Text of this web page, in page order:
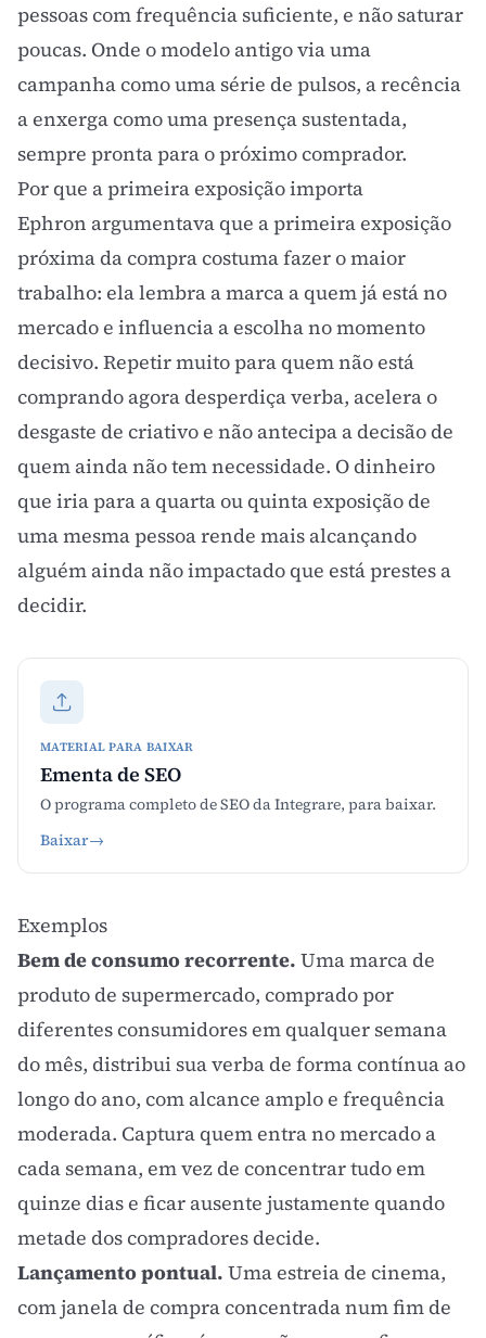
pessoas com frequência suficiente, e não saturar
poucas. Onde o modelo antigo via uma
campanha como uma série de pulsos, a recência
a enxerga como uma presença sustentada,
sempre pronta para o próximo comprador.
Por que a primeira exposição importa
Ephron argumentava que a primeira exposição
próxima da compra costuma fazer o maior
trabalho: ela lembra a marca a quem já está no
mercado e influencia a escolha no momento
decisivo. Repetir muito para quem não está
comprando agora desperdiça verba, acelera o
desgaste de criativoe não antecipa a decisão de
quem ainda não tem necessidade. O dinheiro
que iria para a quarta ou quinta exposição de
uma mesma pessoa rende mais alcançando
alguém ainda não impactado que está prestes a
decidir.
MATERIAL PARA BAIXAR
Ementa de SEO
O programa completo de SEO da Integrare, para baixar.
Baixar→
Exemplos
Bem de consumo recorrente. Uma marca de
produto de supermercado, comprado por
diferentes consumidores em qualquer semana
do mês, distribui sua verba de forma contínua ao
longo do ano, com alcance amplo e frequência
moderada. Captura quem entra no mercado a
cada semana, em vez de concentrar tudo em
quinze dias e ficar ausente justamente quando
metade dos compradores decide.
Lançamento pontual. Uma estreia de cinema,
com janela de compra concentrada num fim de